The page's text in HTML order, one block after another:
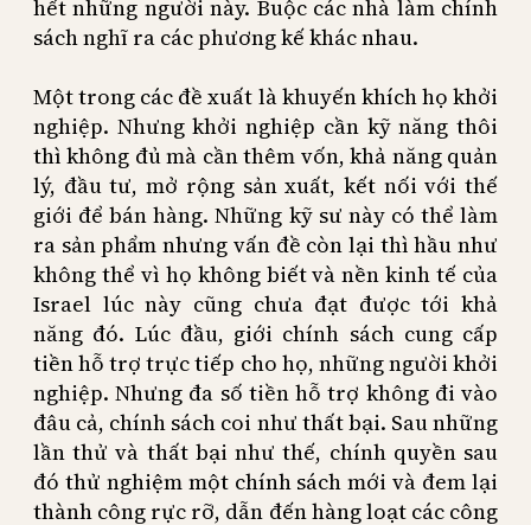
hết những người này. Buộc các nhà làm chính
sách nghĩ ra các phương kế khác nhau.
Một trong các đề xuất là khuyến khích họ khởi
nghiệp. Nhưng khởi nghiệp cần kỹ năng thôi
thì không đủ mà cần thêm vốn, khả năng quản
lý, đầu tư, mở rộng sản xuất, kết nối với thế
giới để bán hàng. Những kỹ sư này có thể làm
ra sản phẩm nhưng vấn đề còn lại thì hầu như
không thể vì họ không biết và nền kinh tế của
Israel lúc này cũng chưa đạt được tới khả
năng đó. Lúc đầu, giới chính sách cung cấp
tiền hỗ trợ trực tiếp cho họ, những người khởi
nghiệp. Nhưng đa số tiền hỗ trợ không đi vào
đâu cả, chính sách coi như thất bại. Sau những
lần thử và thất bại như thế, chính quyền sau
đó thử nghiệm một chính sách mới và đem lại
thành công rực rỡ, dẫn đến hàng loạt các công